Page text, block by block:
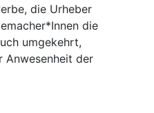
die Urheber
die
umgekehrt,
Anwesenheit der